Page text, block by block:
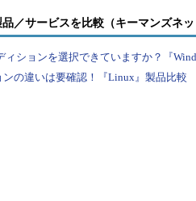
／サービスを比較（キーマンズネッ
ィションを選択できていますか？『
の違いは要確認！『Linux』製品比較